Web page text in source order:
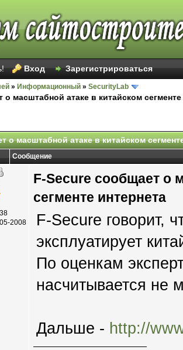
Вход Зарегистрироваться
» Информационный » SecurityLab
о масштабной атаке в китайском сегменте
о масштабной атаке в китайском
Сообщение
2008
F-Secure сообщает о
сегменте интернета
F-Secure говорит,
эксплуатирует
По оценкам
насчитывается не
Дальше - http://